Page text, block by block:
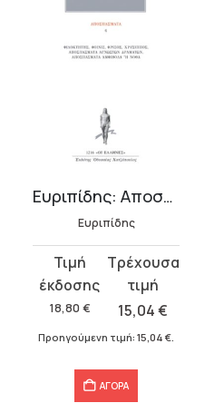
Ευριπίδης: Αποσπάσματα 6
Ευριπίδης
18,80 €
Original
price
was:
18,80 €.
15,04€
τρέχουσα
τιμή
είναι:
Προηγούμενη τιμή: 15,04 €.
ΑΓΟΡΑ